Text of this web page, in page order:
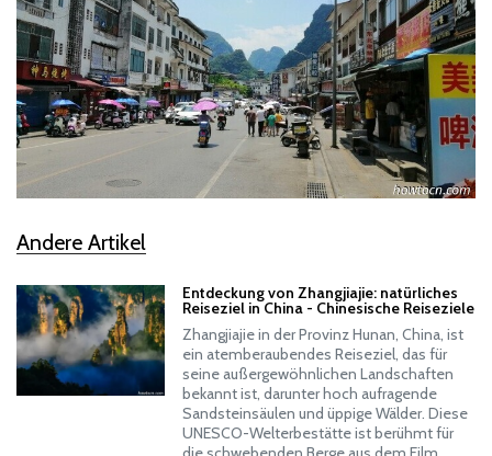
Andere Artikel
Entdeckung von Zhangjiajie: natürliches
Reiseziel in China - Chinesische Reiseziele
Zhangjiajie in der Provinz Hunan, China, ist
ein atemberaubendes Reiseziel, das für
seine außergewöhnlichen Landschaften
bekannt ist, darunter hoch aufragende
Sandsteinsäulen und üppige Wälder. Diese
UNESCO-Welterbestätte ist berühmt für